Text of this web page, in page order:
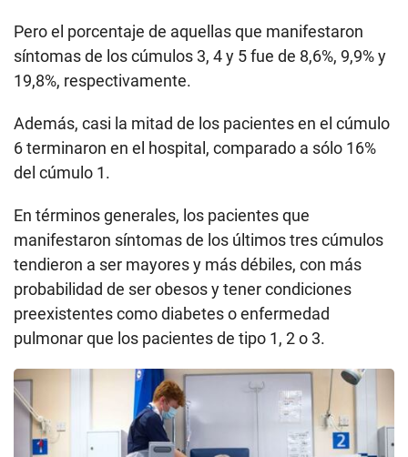
Pero el porcentaje de aquellas que manifestaron
síntomas de los cúmulos 3, 4 y 5 fue de 8,6%, 9,9% y
19,8%, respectivamente.
Además, casi la mitad de los pacientes en el cúmulo
6 terminaron en el hospital, comparado a sólo 16%
del cúmulo 1.
En términos generales, los pacientes que
manifestaron síntomas de los últimos tres cúmulos
tendieron a ser mayores y más débiles, con más
probabilidad de ser obesos y tener condiciones
preexistentes como diabetes o enfermedad
pulmonar que los pacientes de tipo 1, 2 o 3.